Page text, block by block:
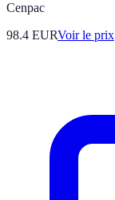
Cenpac
98.4 EURVoir le prix